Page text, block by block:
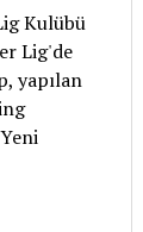
Kulübü
Lig'de
yapılan